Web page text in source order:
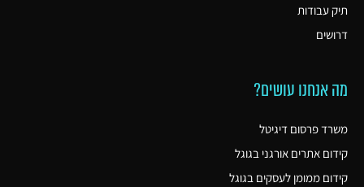
תיק עבודות
דרושים
מה אנחנו עושים?
משרד פרסום דיגיטל
קידום אתרים אורגני בגוגל
קידום ממומן לעסקים בגוגל